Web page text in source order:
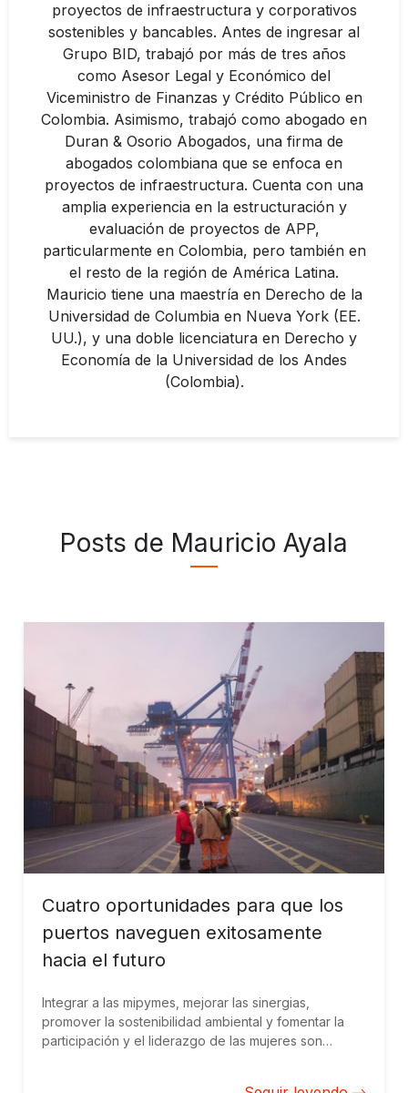
proyectos de infraestructura y corporativos
sostenibles y bancables. Antes de ingresar al
Grupo BID, trabajó por más de tres años
como Asesor Legal y Económico del
Viceministro de Finanzas y Crédito Público en
Colombia. Asimismo, trabajó como abogado en
Duran & Osorio Abogados, una firma de
abogados colombiana que se enfoca en
proyectos de infraestructura. Cuenta con una
amplia experiencia en la estructuración y
evaluación de proyectos de APP,
particularmente en Colombia, pero también en
el resto de la región de América Latina.
Mauricio tiene una maestría en Derecho de la
Universidad de Columbia en Nueva York (EE.
UU.), y una doble licenciatura en Derecho y
Economía de la Universidad de los Andes
(Colombia).
Posts de Mauricio Ayala
Cuatro oportunidades para que los
puertos naveguen exitosamente
hacia el futuro
Integrar a las mipymes, mejorar las sinergias,
promover la sostenibilidad ambiental y fomentar la
participación y el liderazgo de las mujeres son